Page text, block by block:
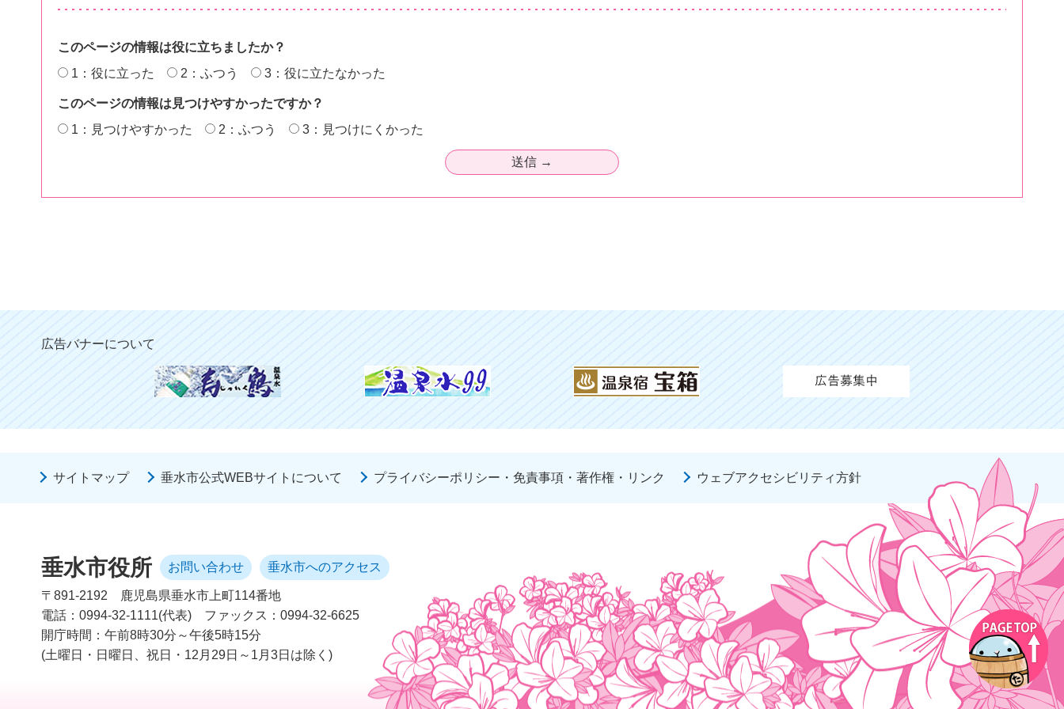
このページの情報は役に立ちましたか？
1：役に立った
2：ふつう 3：役に立たなかった
このページの情報は見つけやすかったですか？
1：見つけやすかった
2：ふつう 3：見つけにくかった
広告バナーについて
サイトマップ 垂水市公式WEBサイトについて プライバシーポリシー・免責事項・著作権・リンク ウェブアクセシビリティ方針
垂水市役所 お問い合わせ 垂水市へのアクセス
〒891-2192
鹿児島県垂水市上町114番地
電話：0994-32-1111(代表)
ファックス：0994-32-6625
開庁時間：午前8時30分～午後5時15分
(土曜日・日曜日、祝日・12月29日～1月3日は除く)